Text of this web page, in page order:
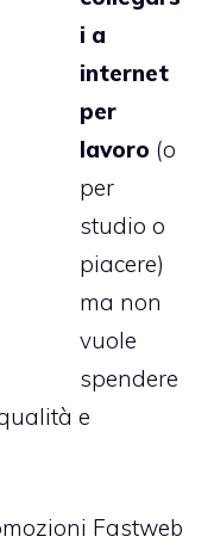
i a
internet
per
lavoro (o
per
studio o
piacere)
ma non
vuole
spendere
e
Fastweb